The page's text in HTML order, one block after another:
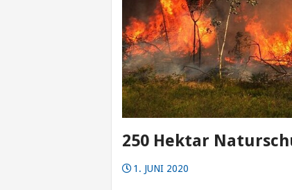
250 Hektar
1. JUNI 2020